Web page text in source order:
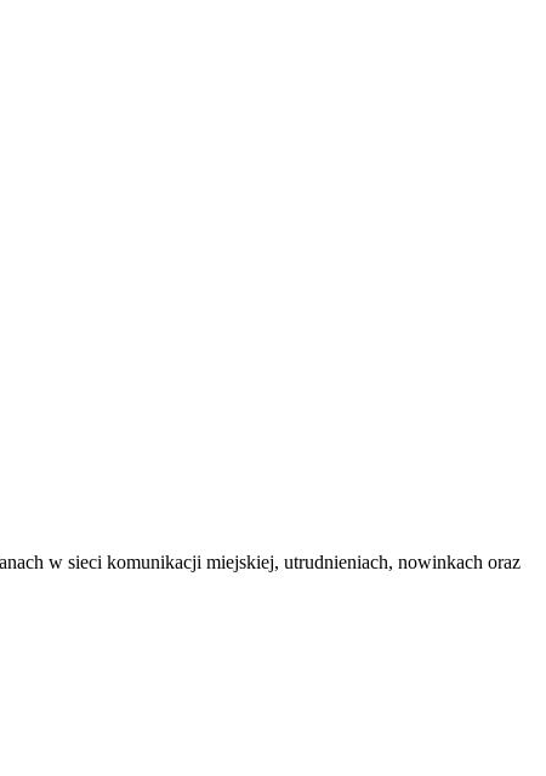
w sieci komunikacji miejskiej, utrudnieniach, nowinkach oraz